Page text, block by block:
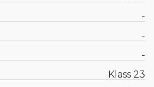
-
-
-
Klass 23